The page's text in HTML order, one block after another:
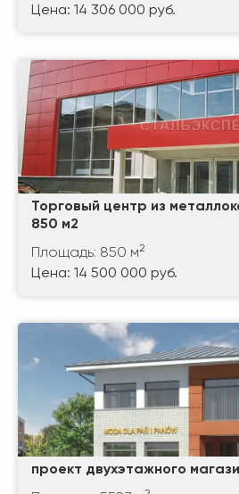
Цена: 14 306 000 руб.
Торговый центр из
850 м2
Площадь: 850 м2
Цена: 14 500 000 руб.
проект двухэтажного